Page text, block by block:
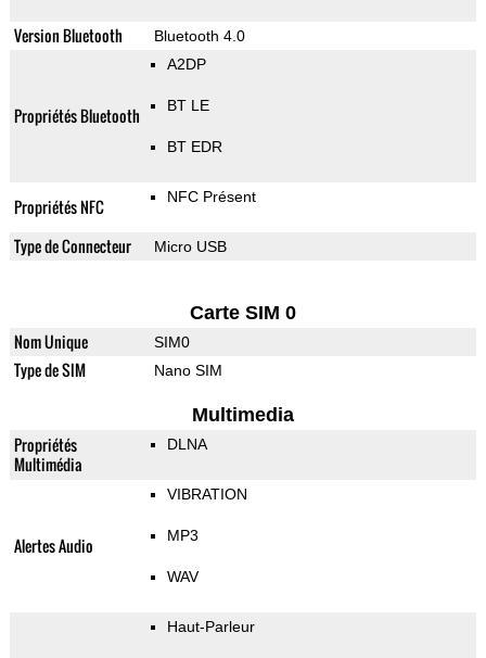
Version Bluetooth Bluetooth 4.0
Propriétés Bluetooth
A2DP
BT LE
BT EDR
Propriétés NFC NFC Présent
Type de Connecteur Micro USB
Carte SIM 0
Nom Unique SIM0
Type de SIM Nano SIM
Multimedia
Propriétés
Multimédia
DLNA
Alertes Audio
VIBRATION
MP3
WAV
Haut-Parleur